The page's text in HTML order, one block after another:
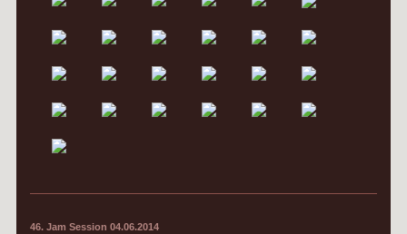
46. Jam Session 04.06.2014